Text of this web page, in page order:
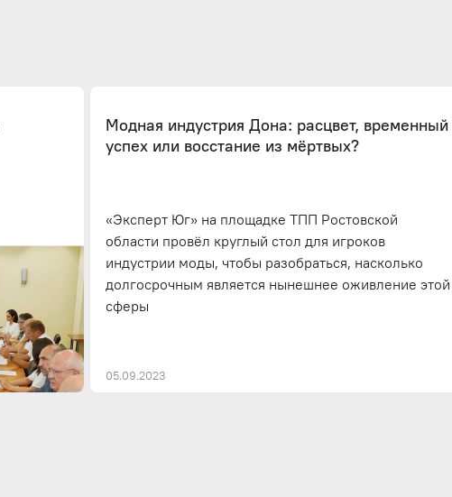
Модная индустрия Дона: расцвет, временный
успех или восстание из мёртвых?
«Эксперт Юг» на площадке ТПП Ростовской
области провёл круглый стол для игроков
индустрии моды, чтобы разобраться, насколько
долгосрочным является нынешнее оживление этой
сферы
05.09.2023